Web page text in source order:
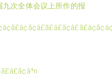
次全体会议上所作的报